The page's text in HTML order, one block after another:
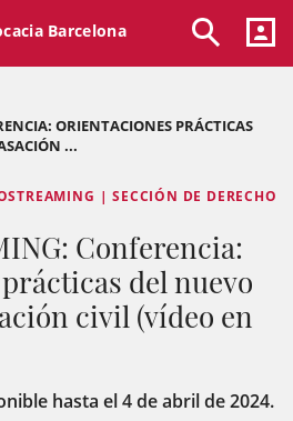
Barcelona
ORIENTACIONES PRÁCTICAS
...
| SECCIÓN DE DERECHO
Conferencia:
del nuevo
civil (vídeo en
hasta el 4 de abril de 2024.